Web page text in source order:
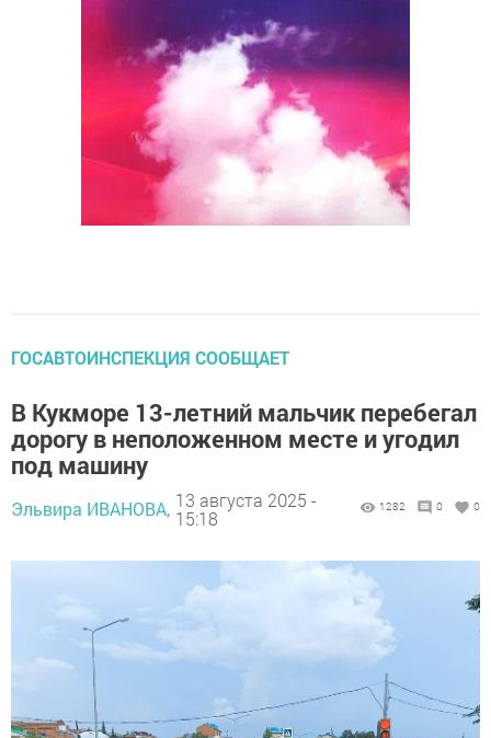
ГОСАВТОИНСПЕКЦИЯ СООБЩАЕТ
В Кукморе 13-летний мальчик перебегал
дорогу в неположенном месте и угодил
под машину
Эльвира ИВАНОВА, 13 августа 2025 -
15:18
1282 0 0